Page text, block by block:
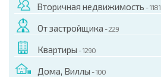
Вторичная недвижимость - 1181
От застройщика - 229
Квартиры - 1290
Дома, Виллы - 100